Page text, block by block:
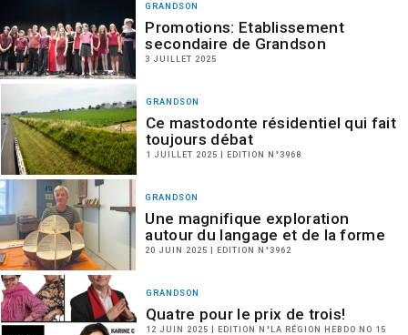
GRANDSON
Promotions: Etablissement
secondaire de Grandson
3 JUILLET 2025
GRANDSON
Ce mastodonte résidentiel qui fait
toujours débat
1 JUILLET 2025 | EDITION N°3968
GRANDSON
Une magnifique exploration
autour du langage et de la forme
20 JUIN 2025 | EDITION N°3962
GRANDSON
Quatre pour le prix de trois!
12 JUIN 2025 | EDITION N°LA RÉGION HEBDO NO 15